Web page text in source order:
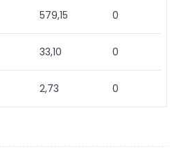
579,15 0
33,10 0
2,73 0